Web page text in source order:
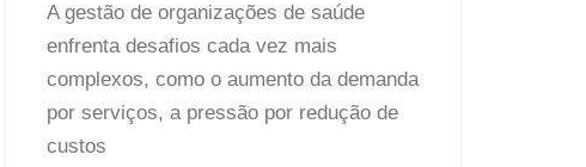
A gestão de organizações de saúde
enfrenta desafios cada vez mais
complexos, como o aumento da demanda
por serviços, a pressão por redução de
custos